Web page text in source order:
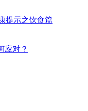
提示之饮食篇
应对？